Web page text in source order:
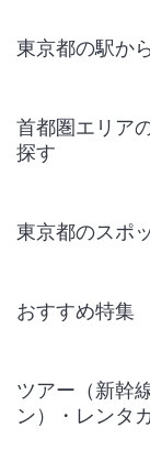
東京都の駅か
首都圏エリア
探す
東京都のスポ
おすすめ特集
ツアー（新幹
ン）・レンタ